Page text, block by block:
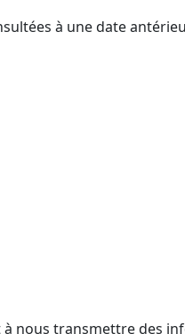
à une date
nous transmettre des